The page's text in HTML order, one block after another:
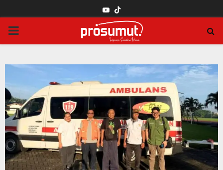
YOUTUBE
PRIMARY